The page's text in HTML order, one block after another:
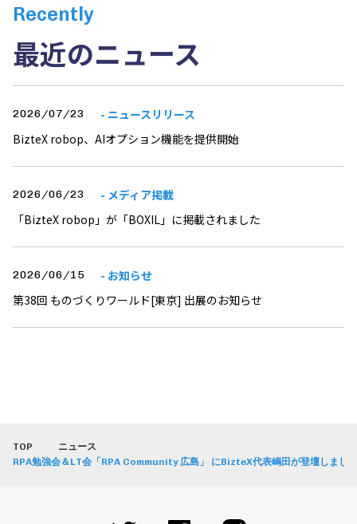
Recently
最近のニュース
2026/07/23
- ニュースリリース
BizteX robop、AIオプション機能を提供開始
2026/06/23
- メディア掲載
「BizteX robop」が「BOXIL」に掲載されました
2026/06/15
- お知らせ
第38回 ものづくりワールド[東京] 出展のお知らせ
TOP
ニュース
RPA勉強会＆LT会「RPA Community 広島」 にBizteX代表嶋田が登壇しました